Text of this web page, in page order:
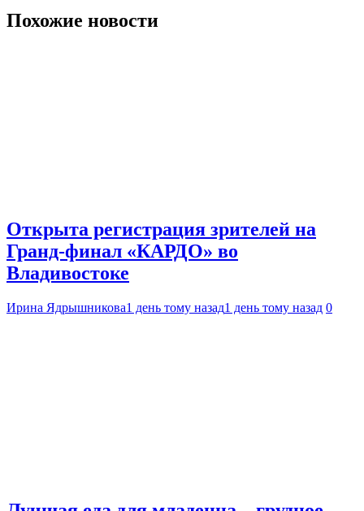
Похожие новости
Открыта регистрация зрителей на
Гранд-финал «КАРДО» во
Владивостоке
Ирина Ядрышникова1 день тому назад1 день тому назад 0